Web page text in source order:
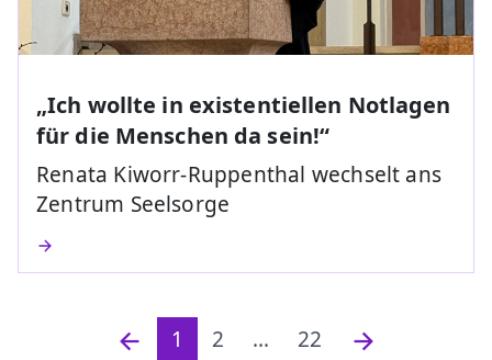
„Ich wollte in existentiellen Notlagen
für die Menschen da sein!“
Renata Kiworr-Ruppenthal wechselt ans
Zentrum Seelsorge
1 2 ... 22